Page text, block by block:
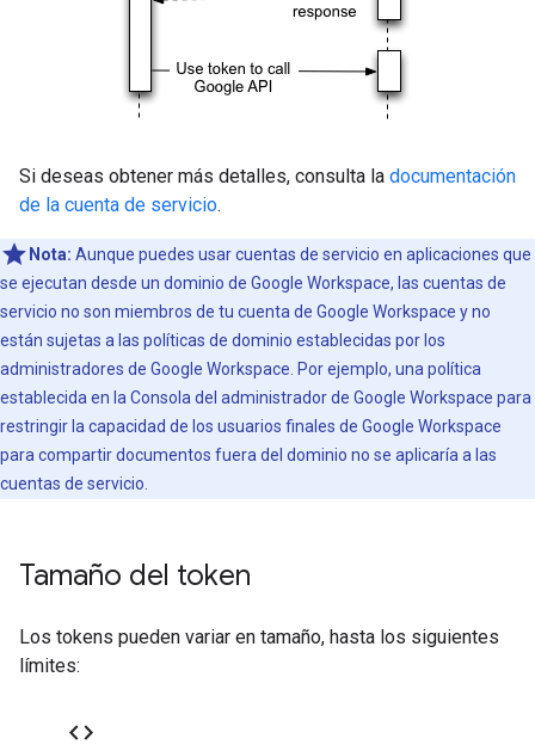
Si deseas obtener más detalles, consulta la documentación
de la cuenta de servicio.
Nota: Aunque puedes usar cuentas de servicio en aplicaciones que
se ejecutan desde un dominio de Google Workspace, las cuentas de
servicio no son miembros de tu cuenta de Google Workspace y no
están sujetas a las políticas de dominio establecidas por los
administradores de Google Workspace. Por ejemplo, una política
establecida en la Consola del administrador de Google Workspace para
restringir la capacidad de los usuarios finales de Google Workspace
para compartir documentos fuera del dominio no se aplicaría a las
cuentas de servicio.
Tamaño del token
Los tokens pueden variar en tamaño, hasta los siguientes
límites:
code